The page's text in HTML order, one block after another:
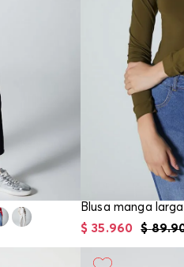
$ 89.
$ 35.960